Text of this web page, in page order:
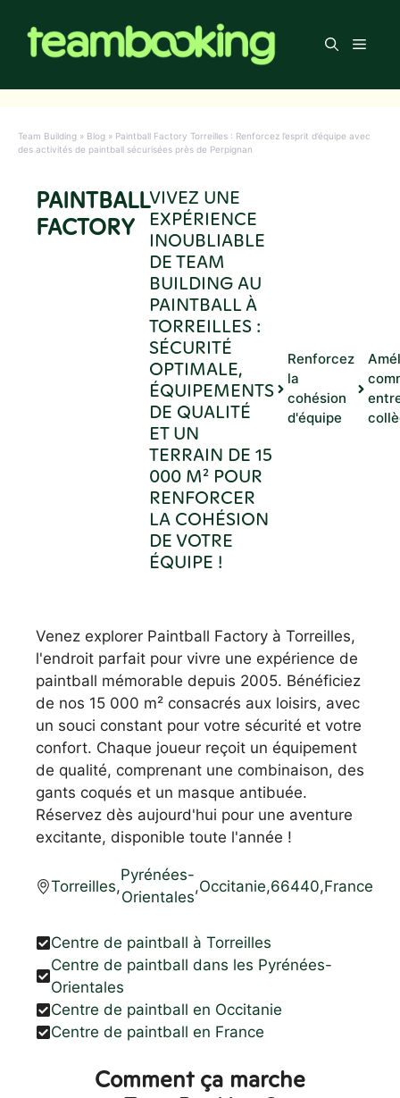
contenu
Menu
Team Building » Blog » Paintball Factory Torreilles : Renforcez l’esprit d’équipe avec
des activités de paintball sécurisées près de Perpignan
PAINTBALL
FACTORY
VIVEZ UNE
EXPÉRIENCE
INOUBLIABLE
DE TEAM
BUILDING AU
PAINTBALL À
TORREILLES :
SÉCURITÉ
OPTIMALE,
ÉQUIPEMENTS
DE QUALITÉ
ET UN
TERRAIN DE 15
000 M² POUR
RENFORCER
LA COHÉSION
DE VOTRE
ÉQUIPE !
Renforcez
la
cohésion
d'équipe
Venez explorer Paintball Factory à Torreilles,
l'endroit parfait pour vivre une expérience de
paintball mémorable depuis 2005. Bénéficiez
de nos 15 000 m² consacrés aux loisirs, avec
un souci constant pour votre sécurité et votre
confort. Chaque joueur reçoit un équipement
de qualité, comprenant une combinaison, des
gants coqués et un masque antibuée.
Réservez dès aujourd'hui pour une aventure
excitante, disponible toute l'année !
Torreilles,
Pyrénées-
Orientales
,Occitanie,66440,France
Centre de paintball à Torreilles
Centre de paintball dans les Pyrénées-
Orientales
Centre de paintball en Occitanie
Centre de paintball en France
Comment ça marche